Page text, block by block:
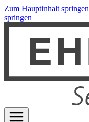
Zum Hauptinhalt springen
springen